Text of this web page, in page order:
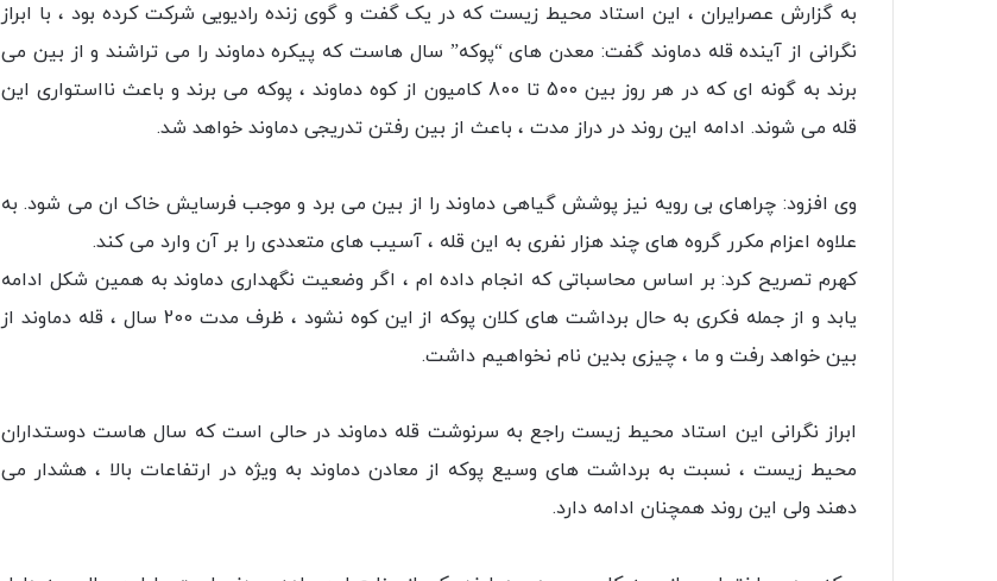
به گزارش عصرایران ، این استاد محیط زیست که در یک گفت و گوی زنده رادیویی شرکت کرده بود ، با ابراز
نگرانی از آینده قله دماوند گفت: معدن های “پوکه” سال هاست که پیکره دماوند را می تراشند و از بین می
برند به گونه ای که در هر روز بین 500 تا 800 کامیون از کوه دماوند ، پوکه می برند و باعث نااستواری این
قله می شوند. ادامه این روند در دراز مدت ، باعث از بین رفتن تدریجی دماوند خواهد شد.
وی افزود: چراهای بی رویه نیز پوشش گیاهی دماوند را از بین می برد و موجب فرسایش خاک ان می شود. به
علاوه اعزام مکرر گروه های چند هزار نفری به این قله ، آسیب های متعددی را بر آن وارد می کند.
کهرم تصریح کرد: بر اساس محاسباتی که انجام داده ام ، اگر وضعیت نگهداری دماوند به همین شکل ادامه
یابد و از جمله فکری به حال برداشت های کلان پوکه از این کوه نشود ، ظرف مدت 200 سال ، قله دماوند از
بین خواهد رفت و ما ، چیزی بدین نام نخواهیم داشت.
ابراز نگرانی این استاد محیط زیست راجع به سرنوشت قله دماوند در حالی است که سال هاست دوستداران
محیط زیست ، نسبت به برداشت های وسیع پوکه از معادن دماوند به ویژه در ارتفاعات بالا ، هشدار می
دهند ولی این روند همچنان ادامه دارد.